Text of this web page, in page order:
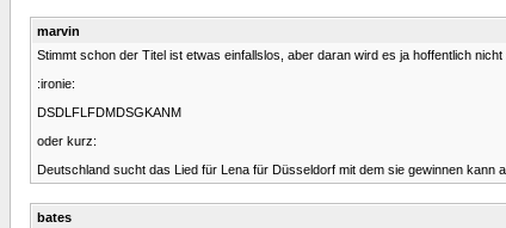
marvin
Stimmt schon der Titel ist etwas einfallslos, aber daran wird es ja hoffentlich
:ironie:
DSDLFLFDMDSGKANM
oder kurz:
Deutschland sucht das Lied für Lena für Düsseldorf mit dem sie gewinnen kann
bates